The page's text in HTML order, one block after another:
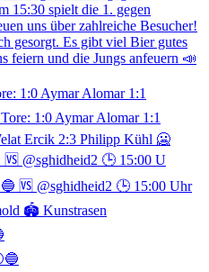
1:0 Aymar Alomar 1:1
@sghidheid2 🕒 15:00 U